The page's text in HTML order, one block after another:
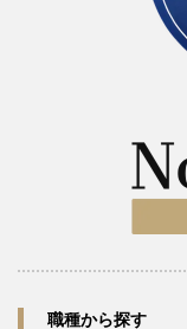
職種から探す